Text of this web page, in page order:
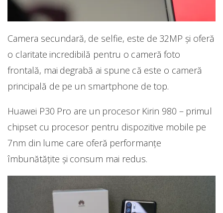
Camera secundară, de selfie, este de 32MP și oferă
o claritate incredibilă pentru o cameră foto
frontală, mai degrabă ai spune că este o cameră
principală de pe un smartphone de top.
Huawei P30 Pro are un procesor Kirin 980 – primul
chipset cu procesor pentru dispozitive mobile pe
7nm din lume care oferă performanțe
îmbunătățite și consum mai redus.